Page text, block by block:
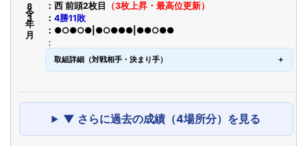
令8年3月 西 前頭2枚目
（3枚上昇・最高位更新）
4勝11敗
●○●○●|●○●●●|●●○●●
取組詳細（対戦相手・決まり手）
▼ さらに過去の成績（4場所分）を見る